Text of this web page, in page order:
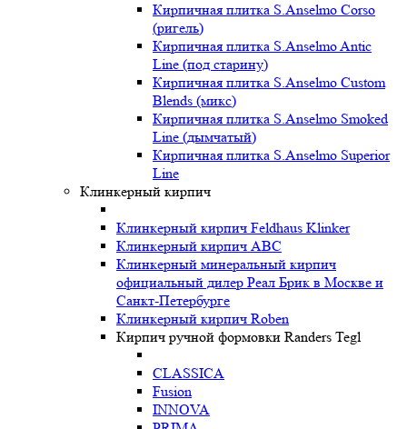
Кирпичная плитка S.Anselmo Corso
(ригель)
Кирпичная плитка S.Anselmo Antic
Line (под старину)
Кирпичная плитка S.Anselmo Custom
Blends (микс)
Кирпичная плитка S.Anselmo Smoked
Line (дымчатый)
Кирпичная плитка S.Anselmo Superior
Line
Клинкерный кирпич
Клинкерный кирпич Feldhaus Klinker
Клинкерный кирпич ABC
Клинкерный минеральный кирпич
официальный дилер Реал Брик в Москве и
Санкт-Петербурге
Клинкерный кирпич Roben
Кирпич ручной формовки Randers Tegl
CLASSICA
Fusion
INNOVA